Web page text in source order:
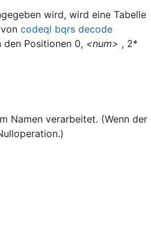
wird, wird eine Tabelle
von codeql bqrs decode
den Positionen 0, <num> , 2*
Namen verarbeitet. (Wenn der